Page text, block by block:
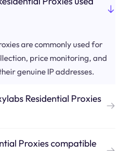
are commonly used for
price monitoring, and
genuine IP addresses.
Residential Proxies
Proxies compatible